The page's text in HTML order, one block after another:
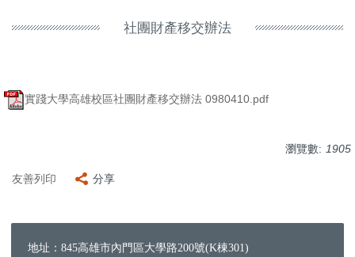
社團財產移交辦法
實踐大學高雄校區社團財產移交辦法 0980410.pdf
瀏覽數: 1905
友善列印 分享
地址：845高雄市內門區大學路200號(K棟301)